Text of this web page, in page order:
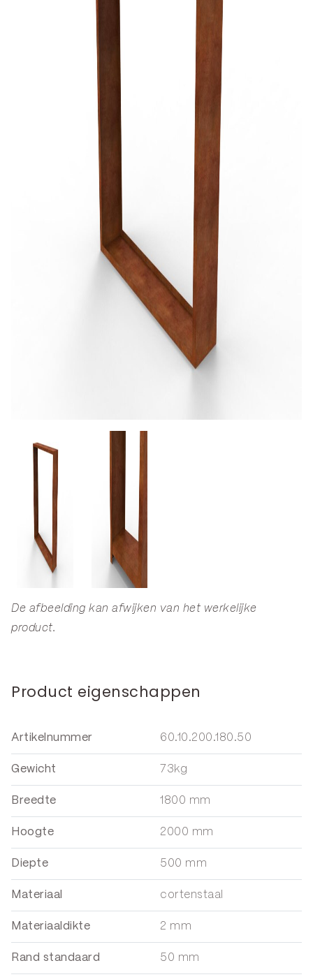
De afbeelding kan afwijken van het werkelijke
product.
Product eigenschappen
Artikelnummer 60.10.200.180.50
Gewicht 73kg
Breedte 1800 mm
Hoogte 2000 mm
Diepte 500 mm
Materiaal cortenstaal
Materiaaldikte 2 mm
Rand standaard 50 mm